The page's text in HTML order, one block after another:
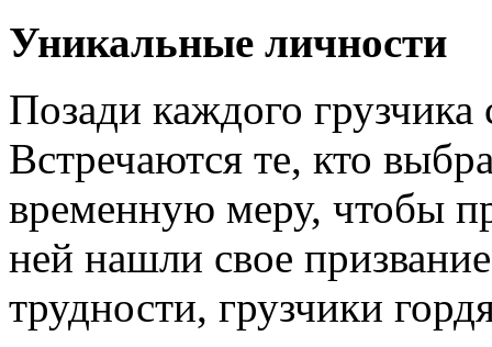
Уникальные личности
Позади каждого грузчика
Встречаются те, кто
временную меру, чтобы
ней нашли свое
трудности, грузчики